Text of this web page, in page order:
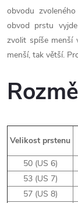
obvodu
obvod prstu
zvolit spíše menší
menší, tak větší.
Velikost prstenu
50 (US 6)
53 (US 7)
57 (US 8)